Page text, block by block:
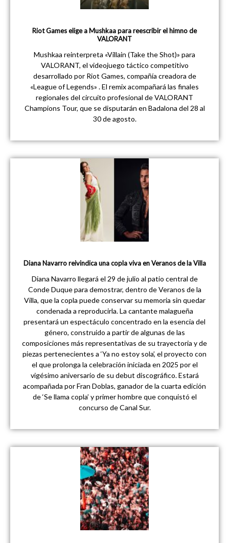
Riot Games elige a Mushkaa para reescribir el himno de
VALORANT
Mushkaa reinterpreta «Villain (Take the Shot)» para
VALORANT, el videojuego táctico competitivo
desarrollado por Riot Games, compañía creadora de
«League of Legends» . El remix acompañará las finales
regionales del circuito profesional de VALORANT
Champions Tour, que se disputarán en Badalona del 28 al
30 de agosto.
Diana Navarro reivindica una copla viva en Veranos de la Villa
Diana Navarro llegará el 29 de julio al patio central de
Conde Duque para demostrar, dentro de Veranos de la
Villa, que la copla puede conservar su memoria sin quedar
condenada a reproducirla. La cantante malagueña
presentará un espectáculo concentrado en la esencia del
género, construido a partir de algunas de las
composiciones más representativas de su trayectoria y de
piezas pertenecientes a ‘Ya no estoy sola’, el proyecto con
el que prolonga la celebración iniciada en 2025 por el
vigésimo aniversario de su debut discográfico. Estará
acompañada por Fran Doblas, ganador de la cuarta edición
de ‘Se llama copla’ y primer hombre que conquistó el
concurso de Canal Sur.